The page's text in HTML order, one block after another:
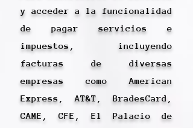
y acceder a la funcionalidad
de pagar servicios e
impuestos, incluyendo
facturas de diversas
empresas como American
Express, AT&T, BradesCard,
CAME, CFE, El Palacio de